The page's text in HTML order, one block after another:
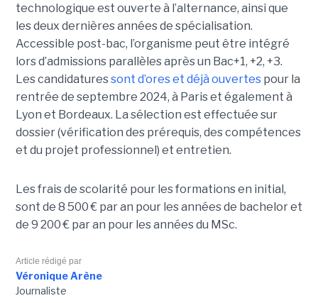
technologique est ouverte à l’alternance, ainsi que
les deux dernières années de spécialisation.
Accessible post-bac, l’organisme peut être intégré
lors d’admissions parallèles après un Bac+1, +2, +3.
Les candidaturessont d’ores et déjà ouvertespour la
rentrée de septembre 2024, à Paris et également à
Lyon et Bordeaux. La sélection est effectuée sur
dossier (vérification des prérequis, des compétences
et du projet professionnel) et entretien.
Les frais de scolarité pour les formations en initial,
sont de 8 500 € par an pour les années de bachelor et
de 9 200 € par an pour les années du MSc.
Article rédigé par
Véronique Arène
Journaliste